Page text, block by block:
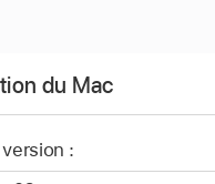
du Mac
: